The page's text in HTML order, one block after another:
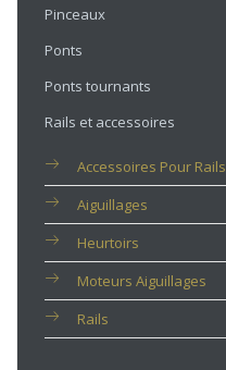
Pinceaux
Ponts
Ponts tournants
Rails et accessoires
Accessoires Pour Rails
Aiguillages
Heurtoirs
Moteurs Aiguillages
Rails